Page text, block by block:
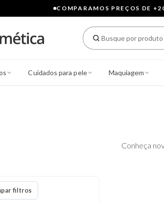
COMPARAMOS PREÇOS DE
Cuidados para pele Maquiagem
Conheça
filtros